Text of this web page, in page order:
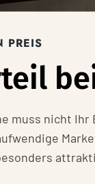
PREIS
muss nicht